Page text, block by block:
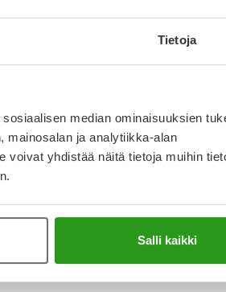
Tietoja
median ominaisuuksien
mainosalan ja analytiikka-alan
voivat yhdistää näitä tietoja muihin
Salli kaikki
Osta nyt, saat 45